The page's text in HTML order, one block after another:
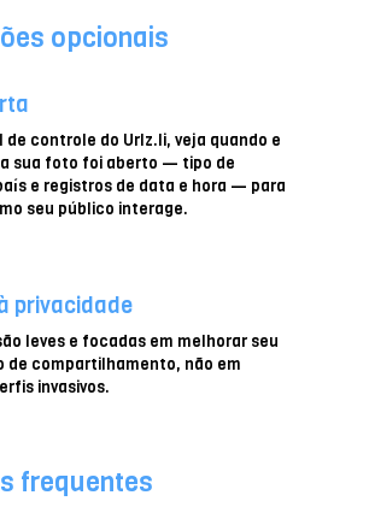
opcionais
de controle do Urlz.li, veja quando e
sua foto foi aberto — tipo de
e registros de data e hora — para
seu público interage.
privacidade
leves e focadas em melhorar seu
de compartilhamento, não em
invasivos.
frequentes